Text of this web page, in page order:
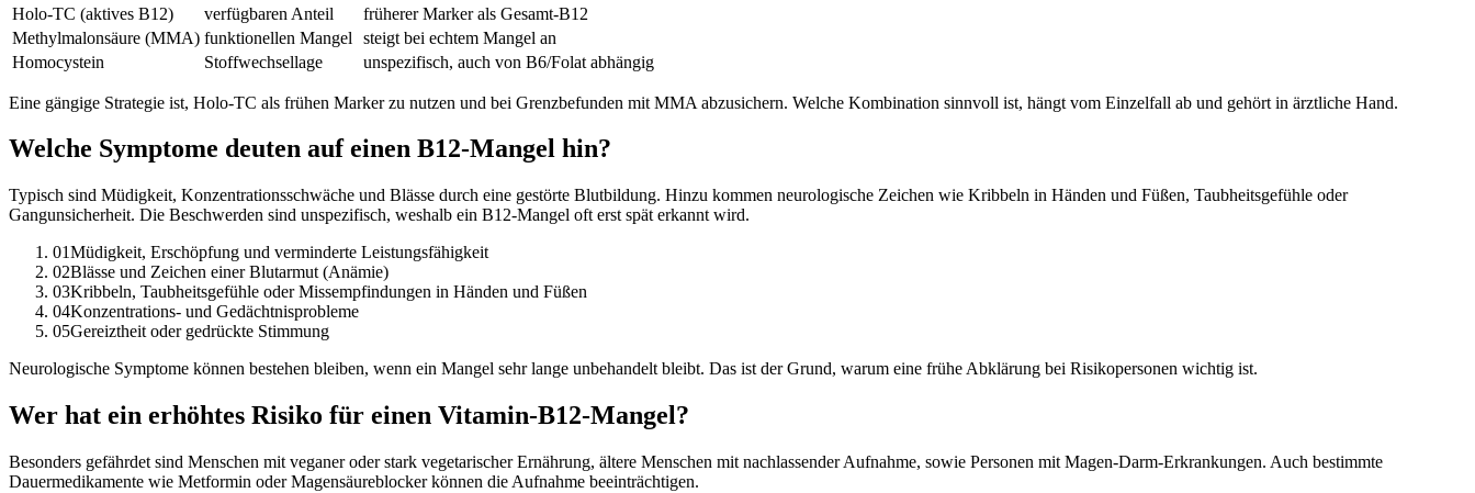
Holo-TC (aktives B12)
verfügbaren Anteil
früherer Marker als Gesamt-B12
Methylmalonsäure (MMA) funktionellen Mangel
steigt bei echtem Mangel an
Homocystein
Stoffwechsellage unspezifisch, auch von B6/Folat abhängig
Eine gängige Strategie ist, Holo-TC als frühen Marker zu nutzen und bei Grenzbefunden mit MMA abzusichern. Welche Kombination sinnvoll ist, hängt vom Einzelfall ab und gehört in ärztliche Hand.
Welche Symptome deuten auf einen B12-Mangel hin?
Typisch sind Müdigkeit, Konzentrationsschwäche und Blässe durch eine gestörte Blutbildung. Hinzu kommen neurologische Zeichen wie Kribbeln in Händen und Füßen, Taubheitsgefühle oder
Gangunsicherheit. Die Beschwerden sind unspezifisch, weshalb ein B12-Mangel oft erst spät erkannt wird.
01Müdigkeit, Erschöpfung und verminderte Leistungsfähigkeit
02Blässe und Zeichen einer Blutarmut (Anämie)
03Kribbeln, Taubheitsgefühle oder Missempfindungen in Händen und Füßen
04Konzentrations- und Gedächtnisprobleme
05Gereiztheit oder gedrückte Stimmung
Neurologische Symptome können bestehen bleiben, wenn ein Mangel sehr lange unbehandelt bleibt. Das ist der Grund, warum eine frühe Abklärung bei Risikopersonen wichtig ist.
Wer hat ein erhöhtes Risiko für einen Vitamin-B12-Mangel?
Besonders gefährdet sind Menschen mit veganer oder stark vegetarischer Ernährung, ältere Menschen mit nachlassender Aufnahme, sowie Personen mit Magen-Darm-Erkrankungen. Auch bestimmte
Dauermedikamente wie Metformin oder Magensäureblocker können die Aufnahme beeinträchtigen.